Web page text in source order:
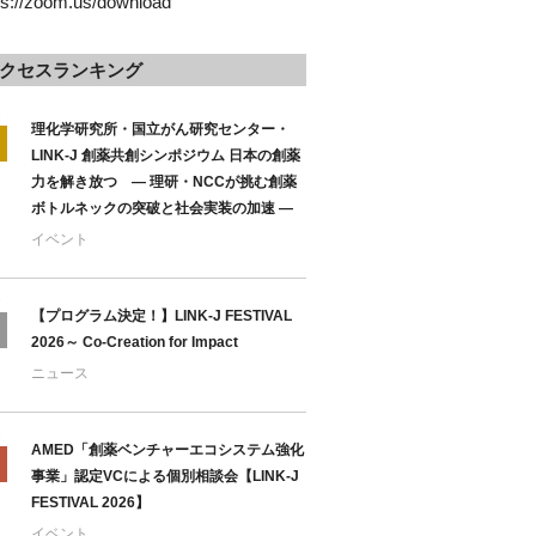
セスランキング
理化学研究所・国立がん研究センター・
LINK-J 創薬共創シンポジウム 日本の創薬
力を解き放つ ― 理研・NCCが挑む創薬
ボトルネックの突破と社会実装の加速 ―
イベント
【プログラム決定！】LINK-J FESTIVAL
2026～ Co-Creation for Impact
ニュース
AMED「創薬ベンチャーエコシステム強化
事業」認定VCによる個別相談会【LINK-J
FESTIVAL 2026】